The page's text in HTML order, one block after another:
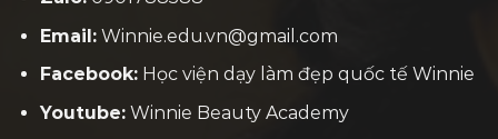
Email:Winnie.edu.vn@gmail.com
Facebook:Học viện dạy làm đẹp quốc tế Winnie
Youtube:Winnie Beauty Academy